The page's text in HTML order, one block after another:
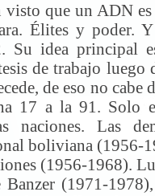
visto que un ADN
Élites y poder.
Su idea principal
de trabajo luego
de eso no cabe
17 a la 91. Solo
naciones. Las
boliviana (1956-
(1956-1968).
Banzer (1971-